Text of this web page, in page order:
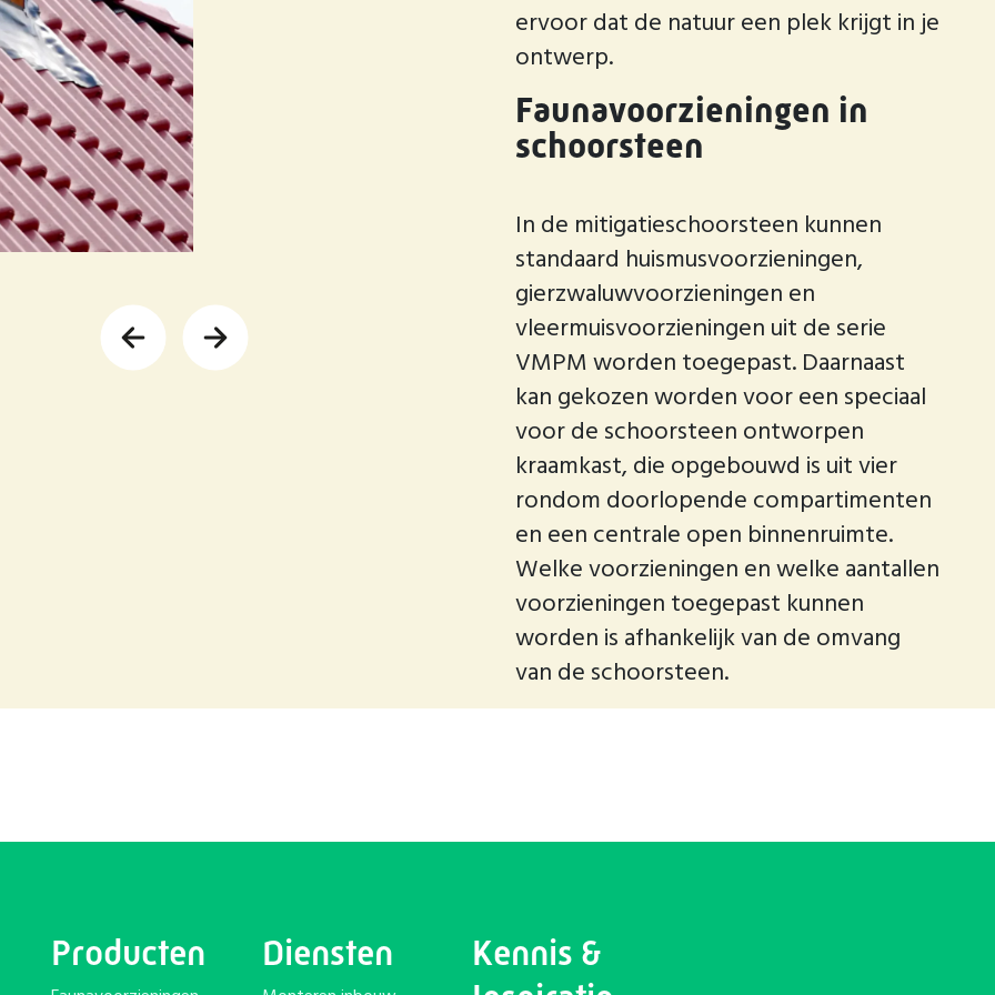
ervoor dat de natuur een plek krijgt in je
ontwerp.
Faunavoorzieningen in
schoorsteen
In de mitigatieschoorsteen kunnen
standaard huismusvoorzieningen,
gierzwaluwvoorzieningen en
vleermuisvoorzieningen uit de serie
VMPM worden toegepast. Daarnaast
kan gekozen worden voor een speciaal
voor de schoorsteen ontworpen
kraamkast, die opgebouwd is uit vier
rondom doorlopende compartimenten
en een centrale open binnenruimte.
Welke voorzieningen en welke aantallen
voorzieningen toegepast kunnen
worden is afhankelijk van de omvang
van de schoorsteen.
Producten Diensten
Kennis &